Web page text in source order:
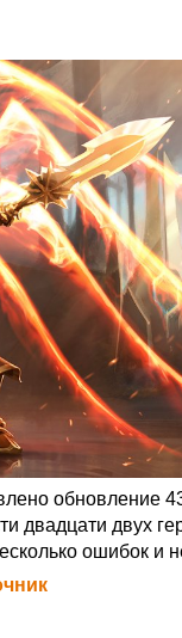
обновление
двадцати двух
ошибок и